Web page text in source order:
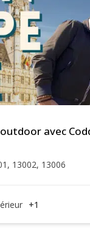
avec
, 13002, 13006
+1